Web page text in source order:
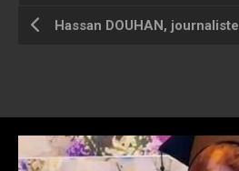
Hassan DOUHAN, journaliste